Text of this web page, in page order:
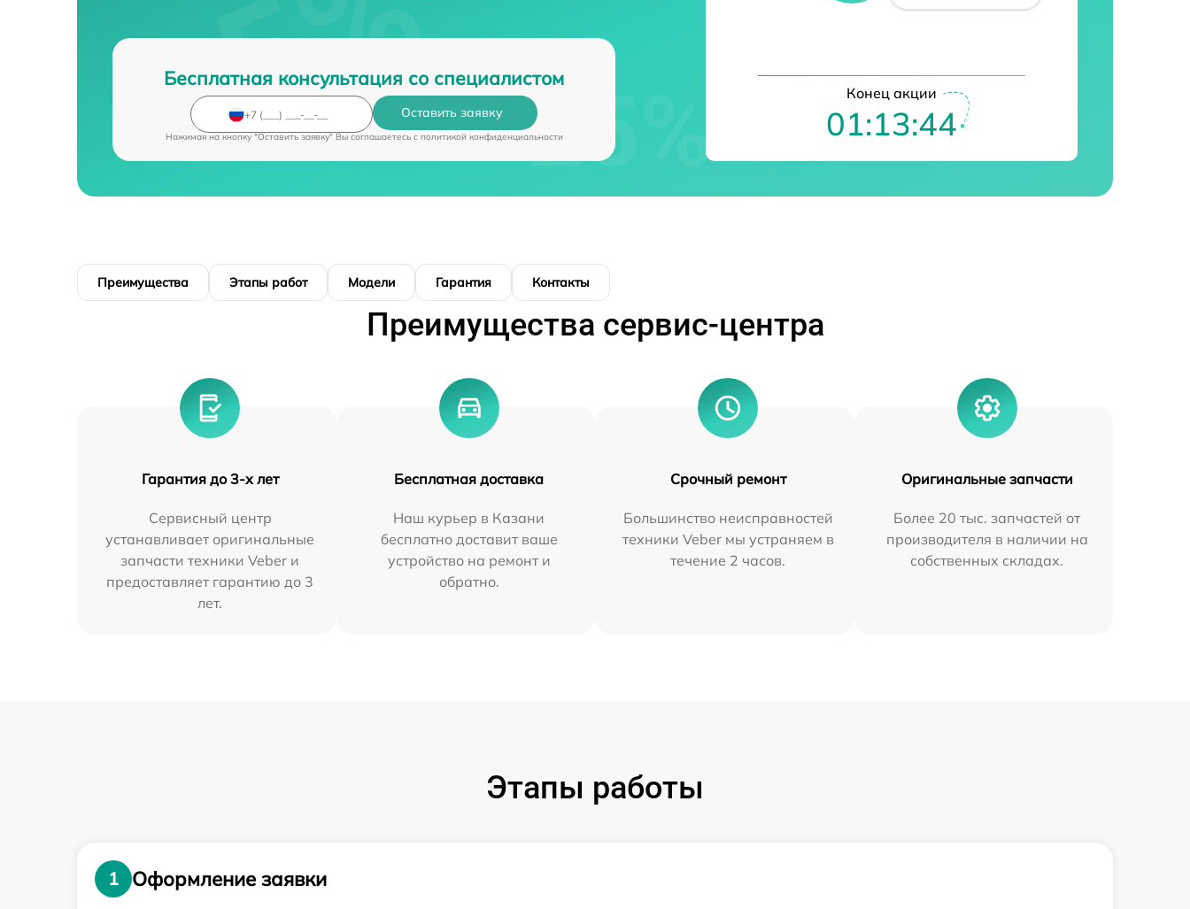
Бесплатная консультация со специалистом
Оставить заявку
Нажимая на кнопку "Оставить заявку" Вы соглашаетесь c политикой конфиденциальности
Конец акции
01:13:43
Преимущества Этапы работ Модели Гарантия Контакты
Преимущества сервис-центра
Гарантия до 3-х лет
Сервисный центр
устанавливает оригинальные
запчасти техники Veber и
предоставляет гарантию до 3
лет.
Бесплатная доставка
Наш курьер в Казани
бесплатно доставит ваше
устройство на ремонт и
обратно.
Срочный ремонт
Большинство неисправностей
техники Veber мы устраняем в
течение 2 часов.
Оригинальные запчасти
Более 20 тыс. запчастей от
производителя в наличии на
собственных складах.
Этапы работы
1
Оформление заявки